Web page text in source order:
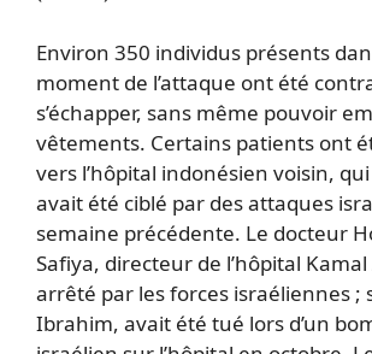
Environ 350 individus présents
moment de l’attaque ont été
s’échapper, sans même pouvoir
vêtements. Certains patients ont
vers l’hôpital indonésien voisin,
avait été ciblé par des attaques
semaine précédente. Le docteur
Safiya, directeur de l’hôpital
arrêté par les forces israéliennes ;
Ibrahim, avait été tué lors d’un